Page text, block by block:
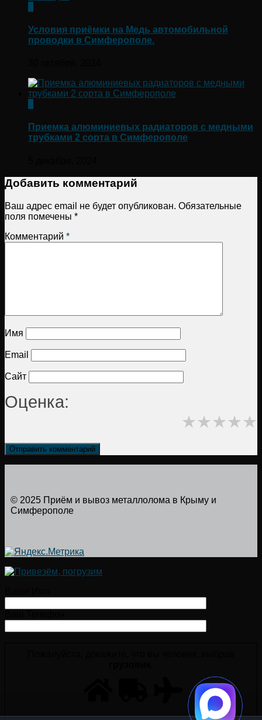
Условия приёмки на Медь автомобильной
проводки в Симферополе.
Приемка алюминиевых радиаторов с медными
трубками 2 сорта в Симферополе
Добавить комментарий
Ваш адрес email не будет опубликован. Обязательные
поля помечены *
Комментарий *
Имя
Email
Сайт
Оценка:
★
★
★
★
★
© 2025 Приём и вывоз металлолома в Крыму и
Симферополе